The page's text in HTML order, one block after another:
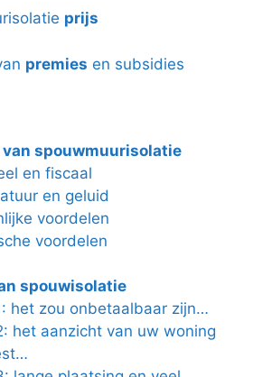
prijs
premies en subsidies
van spouwmuurisolatie
en fiscaal
en geluid
voordelen
voordelen
spouwisolatie
het zou onbetaalbaar zijn…
het aanzicht van uw woning